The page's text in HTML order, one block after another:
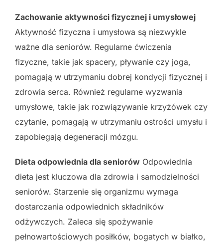
Zachowanie aktywności fizycznej i umysłowej
Aktywność fizyczna i umysłowa są niezwykle
ważne dla seniorów. Regularne ćwiczenia
fizyczne, takie jak spacery, pływanie czy joga,
pomagają w utrzymaniu dobrej kondycji fizycznej i
zdrowia serca. Również regularne wyzwania
umysłowe, takie jak rozwiązywanie krzyżówek czy
czytanie, pomagają w utrzymaniu ostrości umysłu i
zapobiegają degeneracji mózgu.
Dieta odpowiednia dla seniorów Odpowiednia
dieta jest kluczowa dla zdrowia i samodzielności
seniorów. Starzenie się organizmu wymaga
dostarczania odpowiednich składników
odżywczych. Zaleca się spożywanie
pełnowartościowych posiłków, bogatych w białko,